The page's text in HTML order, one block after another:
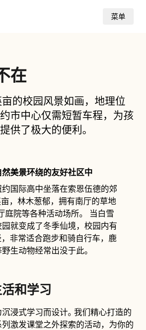
菜单
在
的校园风景如画，地理位
市中心仅需短暂车程，为孩
供了极大的便利。
美景环绕的友好社区中
国际高中坐落在索恩伍德的郊
，林木葱郁，拥有南厅的草地
庭院等各种活动场所。 当白雪
就变成了冬季仙境，校园内有
非常适合跑步和骑自行车，鹿
生动物经常出没于此。
和学习
浸式学习而设计｡ 我们精心打造的
激发课堂之外探索的活动，为你的